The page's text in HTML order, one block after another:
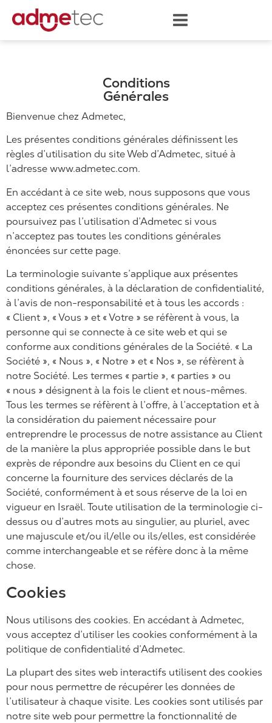
Conditions
Générales
Bienvenue chez Admetec,
Les présentes conditions générales définissent les
règles d’utilisation du site Web d’Admetec, situé à
l’adresse www.admetec.com.
En accédant à ce site web, nous supposons que vous
acceptez ces présentes conditions générales. Ne
poursuivez pas l’utilisation d’Admetec si vous
n’acceptez pas toutes les conditions générales
énoncées sur cette page.
La terminologie suivante s’applique aux présentes
conditions générales, à la déclaration de confidentialité,
à l’avis de non-responsabilité et à tous les accords :
« Client », « Vous » et « Votre » se réfèrent à vous, la
personne qui se connecte à ce site web et qui se
conforme aux conditions générales de la Société. « La
Société », « Nous », « Notre » et « Nos », se réfèrent à
notre Société. Les termes « partie », « parties » ou
« nous » désignent à la fois le client et nous-mêmes.
Tous les termes se réfèrent à l’offre, à l’acceptation et à
la considération du paiement nécessaire pour
entreprendre le processus de notre assistance au Client
de la manière la plus appropriée possible dans le but
exprès de répondre aux besoins du Client en ce qui
concerne la fourniture des services déclarés de la
Société, conformément à et sous réserve de la loi en
vigueur en Israël. Toute utilisation de la terminologie ci-
dessus ou d’autres mots au singulier, au pluriel, avec
une majuscule et/ou il/elle ou ils/elles, est considérée
comme interchangeable et se réfère donc à la même
chose.
Cookies
Nous utilisons des cookies. En accédant à Admetec,
vous acceptez d’utiliser les cookies conformément à la
politique de confidentialité d’Admetec.
La plupart des sites web interactifs utilisent des cookies
pour nous permettre de récupérer les données de
l’utilisateur à chaque visite. Les cookies sont utilisés par
notre site web pour permettre la fonctionnalité de